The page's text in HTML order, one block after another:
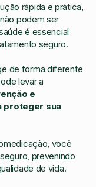
rápida e prática,
podem ser
é essencial
seguro.
de forma diferente
levar a
e
proteger sua
você
prevenindo
de vida.